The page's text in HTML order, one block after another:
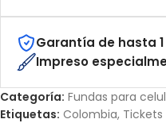
Garantía de hasta
Impreso
Categoría: Fundas para
Etiquetas: Colombia, Tickets